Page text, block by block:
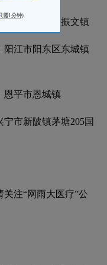
湛江市吴川市振文镇
阳江市阳东区东城镇
恩平市恩城镇
市新陂镇茅塘205国
注“网雨大医疗”公
需1分钟)